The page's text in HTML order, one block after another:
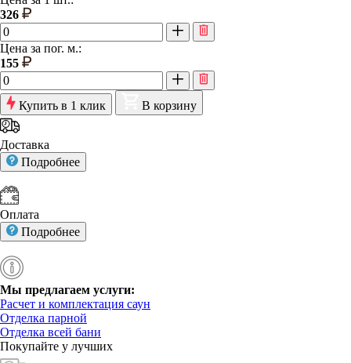
326
Цена за пог. м.:
155
Купить в 1 клик В корзину
Доставка
Подробнее
Оплата
Подробнее
Мы предлагаем услуги:
Расчет и комплектация саун
Отделка парной
Отделка всей бани
Покупайте у лучших